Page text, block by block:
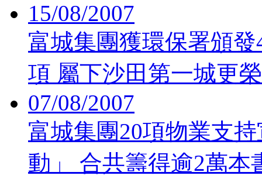
15/08/2007
富城集團獲環保署頒
項 屬下沙田第一城更
07/08/2007
富城集團20項物業支
動」 合共籌得逾2萬本